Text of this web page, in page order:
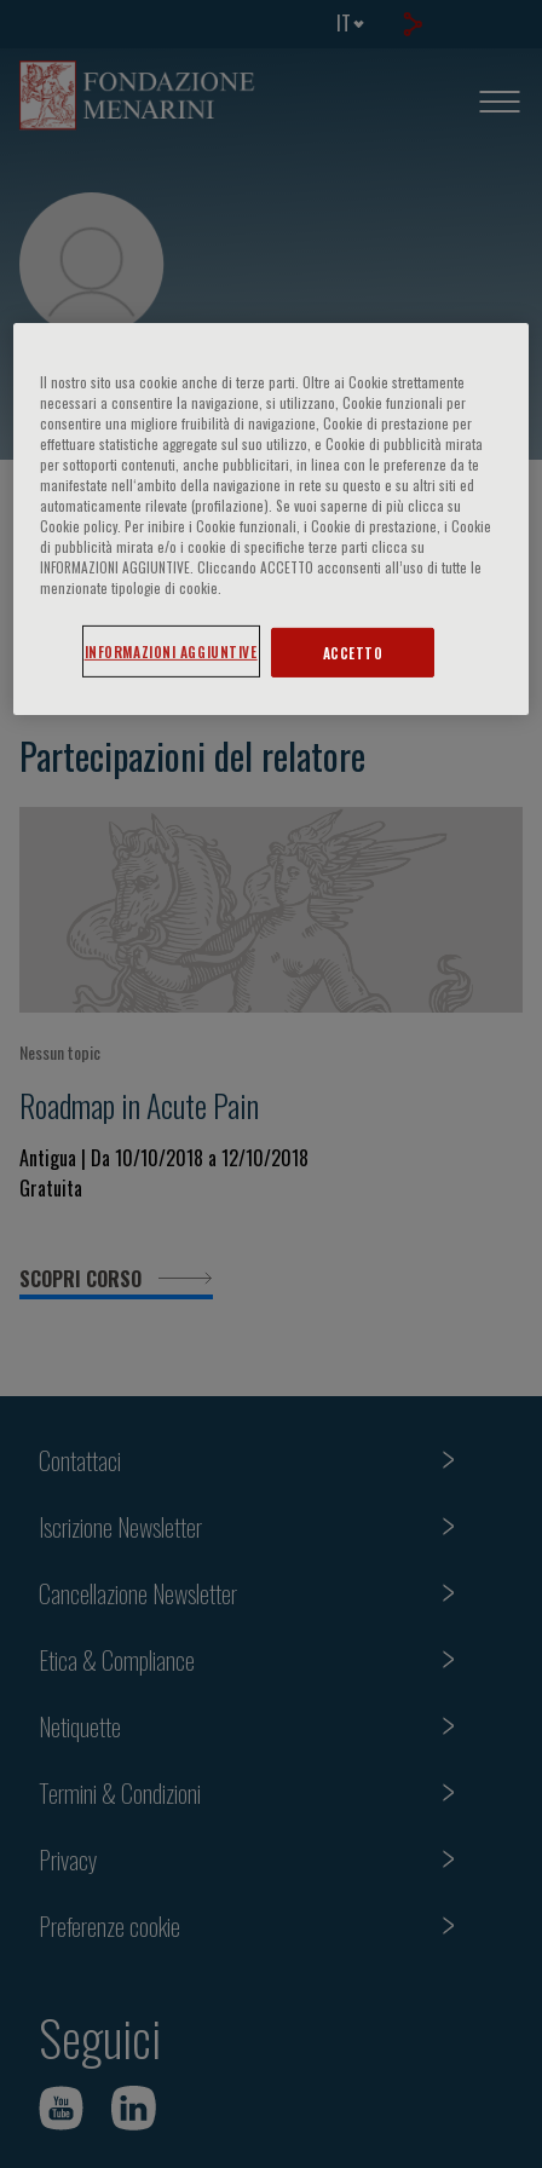
IT
Harry TRIGOSSO
HOME PAGE / CORSI ED EVENTI / RELATORE
Harry TRIGOSSO
Partecipazioni del relatore
Nessun topic
Roadmap in Acute Pain
Antigua | Da 10/10/2018 a 12/10/2018
Gratuita
SCOPRI CORSO
Contattaci
Iscrizione Newsletter
Cancellazione Newsletter
Etica & Compliance
Netiquette
Termini & Condizioni
Privacy
Preferenze cookie
Seguici
Il nostro sito usa cookie anche di terze parti. Oltre ai Cookie strettamente
necessari a consentire la navigazione, si utilizzano, Cookie funzionali per
consentire una migliore fruibilità di navigazione, Cookie di prestazione per
effettuare statistiche aggregate sul suo utilizzo, e Cookie di pubblicità mirata
per sottoporti contenuti, anche pubblicitari, in linea con le preferenze da te
manifestate nell‘ambito della navigazione in rete su questo e su altri siti ed
automaticamente rilevate (profilazione). Se vuoi saperne di più clicca su
Cookie policy. Per inibire i Cookie funzionali, i Cookie di prestazione, i Cookie
di pubblicità mirata e/o i cookie di specifiche terze parti clicca su
INFORMAZIONI AGGIUNTIVE. Cliccando ACCETTO acconsenti all’uso di tutte le
menzionate tipologie di cookie.
INFORMAZIONI AGGIUNTIVE ACCETTO